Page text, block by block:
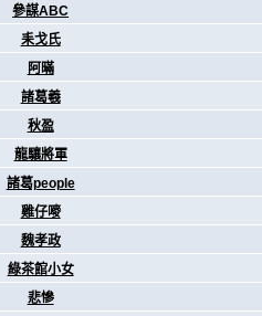
參謀ABC
耒戈氏
阿暪
諸葛羲
秋盈
龍驤將軍
諸葛people
雞仔嘜
魏孝政
綠茶館小女
悲慘